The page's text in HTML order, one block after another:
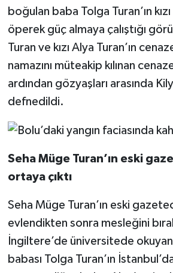
boğulan baba Tolga Turan’ın
öperek güç almaya çalıştığı
Turan ve kızı Alya Turan’ın
namazını müteakip kılınan
ardından gözyaşları arasında
defnedildi.
Seha Müge Turan’ın eski
ortaya çıktı
Seha Müge Turan’ın eski
evlendikten sonra mesleğini
İngiltere’de üniversitede
babası Tolga Turan’ın